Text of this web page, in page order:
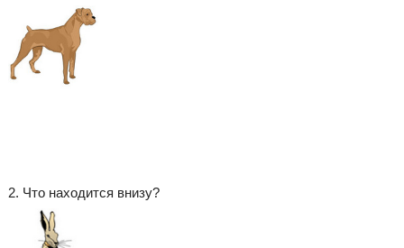
2. Что находится внизу?